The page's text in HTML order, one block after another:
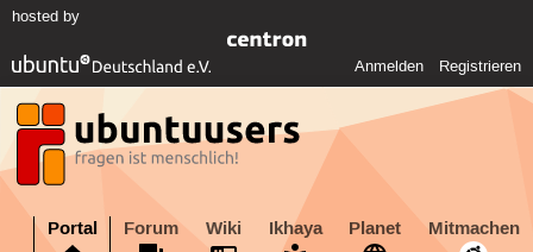
hosted by
Anmelden Registrieren
Portal Forum Wiki Ikhaya Planet Mitmachen